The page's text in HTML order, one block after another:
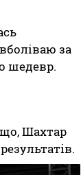
за
шедевр.
що, Шахтар